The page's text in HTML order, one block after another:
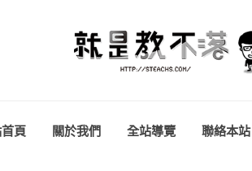
頁 關於我們 全站導覽 聯絡本站